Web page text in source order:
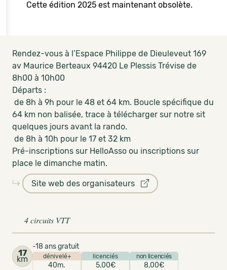
Cette édition 2025 est maintenant obsolète.
Rendez-vous à l’Espace Philippe de Dieuleveut 169
av Maurice Berteaux 94420 Le Plessis Trévise de
8h00 à 10h00
Départs :
de 8h à 9h pour le 48 et 64 km. Boucle spécifique du
64 km non balisée, trace à télécharger sur notre sit
quelques jours avant la rando.
de 8h à 10h pour le 17 et 32 km
Pré-inscriptions sur HelloAsso ou inscriptions sur
place le dimanche matin.
Site web des organisateurs
4 circuits VTT
17
km
-18 ans gratuit
dénivelé+
40m.
licenciés
5,00€
non licenciés
8,00€